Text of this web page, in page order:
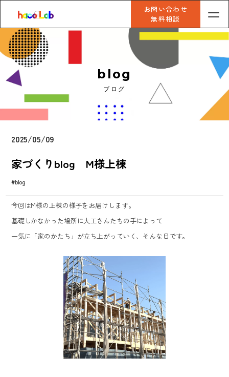
お問い合わせ
無料相談
blog
ブログ
2025/05/09
家づくりblog M様上棟
#blog
今回はM様の上棟の様子をお届けします。
基礎しかなかった場所に大工さんたちの手によって
一気に「家のかたち」が立ち上がっていく、そんな日です。